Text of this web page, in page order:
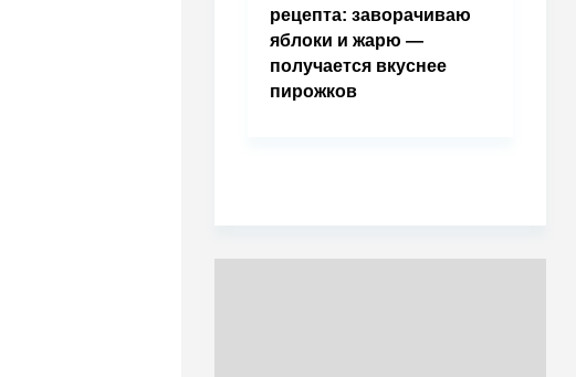
рецепта: заворачиваю
яблоки и жарю —
получается вкуснее
пирожков